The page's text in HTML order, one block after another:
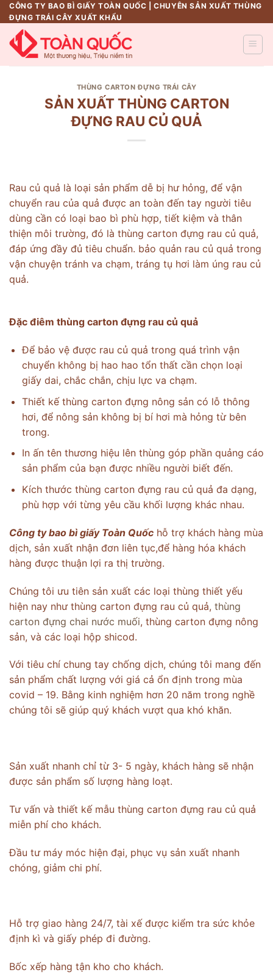
Skip
to
content
CÔNG TY BAO BÌ GIẤY TOÀN QUỐC | CHUYÊN SẢN XUẤT THÙNG
ĐỰNG TRÁI CÂY XUẤT KHẨU
THÙNG CARTON ĐỰNG TRÁI CÂY
SẢN XUẤT THÙNG CARTON
ĐỰNG RAU CỦ QUẢ
Rau củ quả là loại sản phẩm dễ bị hư hỏng, để vận
chuyển rau của quả được an toàn đến tay người tiêu
dùng cần có loại bao bì phù hợp, tiết kiệm và thân
thiện môi trường, đó là thùng carton đựng rau củ quả,
đáp ứng đầy đủ tiêu chuẩn. bảo quản rau củ quả trong
vận chuyện tránh va chạm, tráng tụ hơi làm úng rau củ
quả.
Đặc điêm thùng carton đựng rau củ quả
Để bảo vệ được rau củ quả trong quá trình vận
chuyển không bị hao hao tổn thất cần chọn loại
giấy dai, chắc chắn, chịu lực va chạm.
Thiết kế thùng carton đựng nông sản có lỗ thông
hơi, để nông sản không bị bí hơi mà hỏng từ bên
trong.
In ấn tên thương hiệu lên thùng góp phần quảng cáo
sản phẩm của bạn được nhiều người biết đến.
Kích thước thùng carton đựng rau củ quả đa dạng,
phù hợp với từng yêu cầu khối lượng khác nhau.
Công ty bao bì giấy Toàn Quốc hỗ trợ khách hàng mùa
dịch, sản xuất nhận đơn liên tục,để hàng hóa khách
hàng được thuận lợi ra thị trường.
Chúng tôi ưu tiên sản xuất các loại thùng thiết yếu
hiện nay như thùng carton đựng rau củ quả, thùng
carton đựng chai nước muối, thùng carton đựng nông
sản, và các loại hộp shicod.
Với tiêu chí chung tay chống dịch, chúng tôi mang đến
sản phẩm chất lượng với giá cả ổn định trong mùa
covid – 19. Bằng kinh nghiệm hơn 20 năm trong nghề
chúng tôi sẽ giúp quý khách vượt qua khó khăn.
Sản xuất nhanh chỉ từ 3- 5 ngày, khách hàng sẽ nhận
được sản phẩm số lượng hàng loạt.
Tư vấn và thiết kế mẫu thùng carton đựng rau củ quả
miễn phí cho khách.
Đầu tư máy móc hiện đại, phục vụ sản xuất nhanh
chóng, giảm chi phí.
Hỗ trợ giao hàng 24/7, tài xế được kiểm tra sức khỏe
định kì và giấy phép đi đường.
Bốc xếp hàng tận kho cho khách.